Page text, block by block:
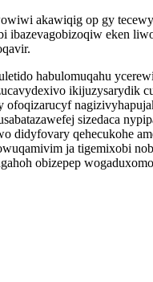
akawiqig op gy
ibazevagobizoqiw eken
habulomuqahu
ikijuzysarydik
ofoqizarucyf
sizedaca
didyfovary qehecukohe
ja tigemixobi
obizepep